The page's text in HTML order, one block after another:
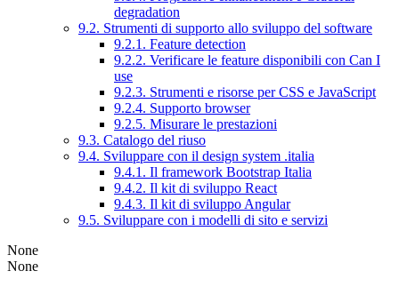
degradation
9.2. Strumenti di supporto allo sviluppo del software
9.2.1. Feature detection
9.2.2. Verificare le feature disponibili con Can I
use
9.2.3. Strumenti e risorse per CSS e JavaScript
9.2.4. Supporto browser
9.2.5. Misurare le prestazioni
9.3. Catalogo del riuso
9.4. Sviluppare con il design system .italia
9.4.1. Il framework Bootstrap Italia
9.4.2. Il kit di sviluppo React
9.4.3. Il kit di sviluppo Angular
9.5. Sviluppare con i modelli di sito e servizi
None
None